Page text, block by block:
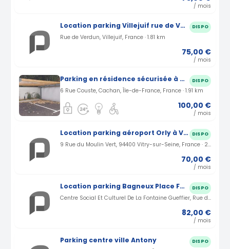
/ mois
Location parking Villejuif rue de Verdun (94) DISPO
Rue de Verdun, Villejuif, France · 1.81 km
75,00 €
/ mois
Parking en résidence sécurisée à Cachan DISPO
6 Rue Couste, Cachan, Île-de-France, France · 1.91 km
100,00 €
/ mois
Location parking aéroport Orly à Vitry-sur-seine (94) DISPO
9 Rue du Moulin Vert, 94400 Vitry-sur-Seine, France · 2.42 km
70,00 €
/ mois
Location parking Bagneux Place Fontaine Gueffier (92) DISPO
Centre Social Et Culturel De La Fontaine Gueffier, Rue de la Fontaine, Bagneux, France · 2.66 km
82,00 €
/ mois
Parking centre ville Antony DISPO